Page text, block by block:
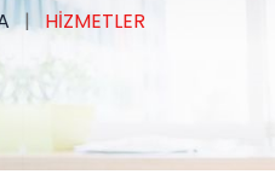
| HİZMETLER